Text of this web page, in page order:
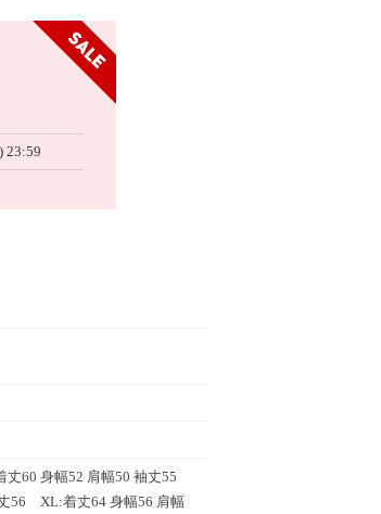
23:59
60 身幅52 肩幅50 袖丈55
56 XL:着丈64 身幅56 肩幅